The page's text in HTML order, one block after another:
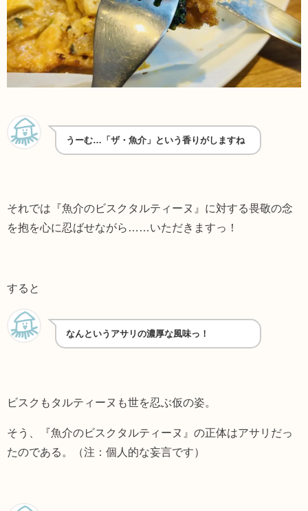
うーむ…「ザ・魚介」という香りがしますね
それでは『魚介のビスクタルティーヌ』に対する畏敬の念
を抱を心に忍ばせながら……いただきますっ！
すると
なんというアサリの濃厚な風味っ！
ビスクもタルティーヌも世を忍ぶ仮の姿。
そう、『魚介のビスクタルティーヌ』の正体はアサリだっ
たのである。（注：個人的な妄言です）